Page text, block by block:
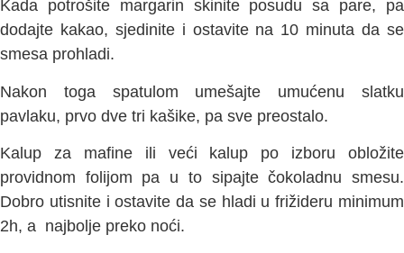
Kada potrošite margarin skinite posudu sa pare, pa
dodajte kakao, sjedinite i ostavite na 10 minuta da se
smesa prohladi.
Nakon toga spatulom umešajte umućenu slatku
pavlaku, prvo dve tri kašike, pa sve preostalo.
Kalup za mafine ili veći kalup po izboru obložite
providnom folijom pa u to sipajte čokoladnu smesu.
Dobro utisnite i ostavite da se hladi u frižideru minimum
2h, a najbolje preko noći.